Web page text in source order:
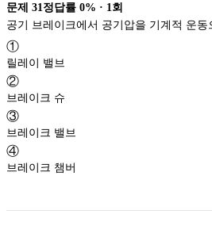
문제 31 정답률 0% · 1 회
①
릴레이 밸브
②
브레이크 슈
③
브레이크 밸브
④
브레이크 챔버